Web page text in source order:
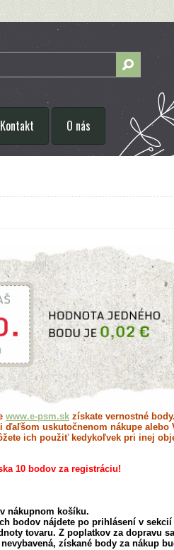
Kontakt O nás
www.e-psm.sk získate vernostné body.
uskutočnenom nákupe alebo
ich použiť kedykoľvek pri inej
10 bodov za registráciu!
nákupnom košíku.
bodov nájdete po prihlásení v sekcií
tovaru. Z poplatkov za dopravu
získané body za nákup